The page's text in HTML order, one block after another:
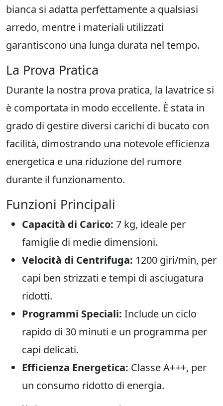
bianca si adatta perfettamente a qualsiasi
arredo, mentre i materiali utilizzati
garantiscono una lunga durata nel tempo.
La Prova Pratica
Durante la nostra prova pratica, la lavatrice si
è comportata in modo eccellente. È stata in
grado di gestire diversi carichi di bucato con
facilità, dimostrando una notevole efficienza
energetica e una riduzione del rumore
durante il funzionamento.
Funzioni Principali
Capacità di Carico: 7 kg, ideale per
famiglie di medie dimensioni.
Velocità di Centrifuga: 1200 giri/min, per
capi ben strizzati e tempi di asciugatura
ridotti.
Programmi Speciali: Include un ciclo
rapido di 30 minuti e un programma per
capi delicati.
Efficienza Energetica: Classe A+++, per
un consumo ridotto di energia.